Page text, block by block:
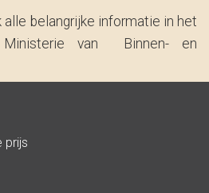
alle belangrijke informatie in het
van Binnen- en
prijs